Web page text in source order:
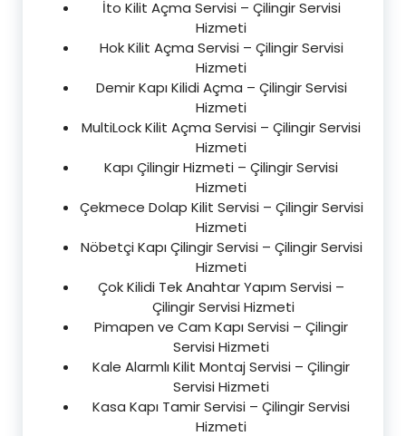
İto Kilit Açma Servisi – Çilingir Servisi
Hizmeti
Hok Kilit Açma Servisi – Çilingir Servisi
Hizmeti
Demir Kapı Kilidi Açma – Çilingir Servisi
Hizmeti
MultiLock Kilit Açma Servisi – Çilingir Servisi
Hizmeti
Kapı Çilingir Hizmeti – Çilingir Servisi
Hizmeti
Çekmece Dolap Kilit Servisi – Çilingir Servisi
Hizmeti
Nöbetçi Kapı Çilingir Servisi – Çilingir Servisi
Hizmeti
Çok Kilidi Tek Anahtar Yapım Servisi –
Çilingir Servisi Hizmeti
Pimapen ve Cam Kapı Servisi – Çilingir
Servisi Hizmeti
Kale Alarmlı Kilit Montaj Servisi – Çilingir
Servisi Hizmeti
Kasa Kapı Tamir Servisi – Çilingir Servisi
Hizmeti